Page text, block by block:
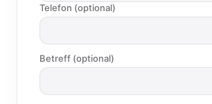
Telefon (optional)
Betreff (optional)